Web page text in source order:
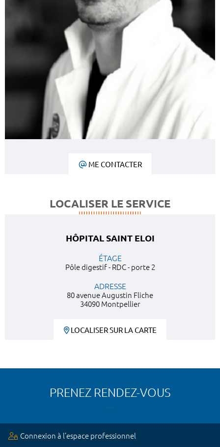
ME CONTACTER
LOCALISER LE SERVICE
HÔPITAL SAINT ELOI
ÉTAGE
Pôle digestif - RDC - porte 2
ADRESSE
80 avenue Augustin Fliche
34090 Montpellier
LOCALISER SUR LA CARTE
PRENEZ RENDEZ-VOUS
Connexion à l’espace professionnel